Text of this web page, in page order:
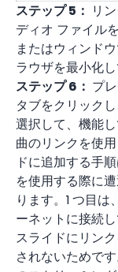
ステップ 5： リ
ディオ ファイル
またはウィンド
ラウザを最小化
ステップ 6： プ
タブをクリック
選択して、機能
曲のリンクを使
ドに追加する手
を使用する際に
ります。1 つ目
ーネットに接続
スライドにリン
されないためで